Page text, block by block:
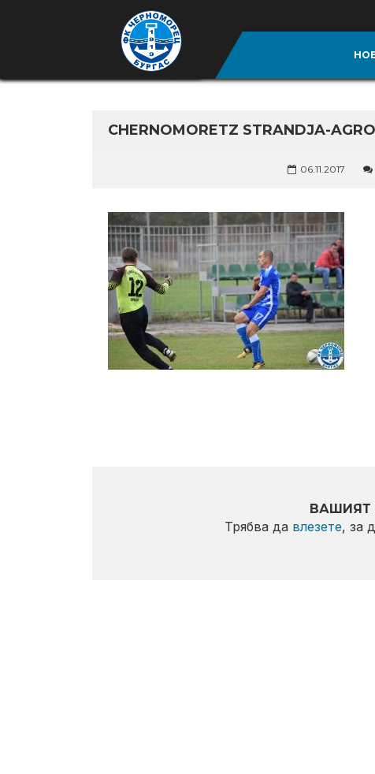
CHERNOMORETZ STRANDJA-
06.11.2017
ВАШИЯТ
Трябва да влезете, за